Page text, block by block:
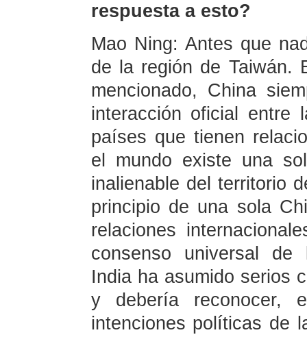
respuesta a esto?
Mao Ning: Antes que
de la región de Taiwán.
mencionado, China
interacción oficial entre
países que tienen
el mundo existe una
inalienable del territorio
principio de una sola
relaciones
consenso universal de
India ha asumido serios
y debería reconocer,
intenciones políticas de